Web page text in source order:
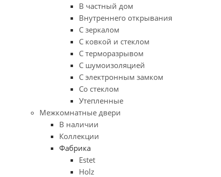
В частный дом
Внутреннего открывания
С зеркалом
С ковкой и стеклом
С терморазрывом
С шумоизоляцией
С электронным замком
Со стеклом
Утепленные
Межкомнатные двери
В наличии
Коллекции
Фабрика
Estet
Holz